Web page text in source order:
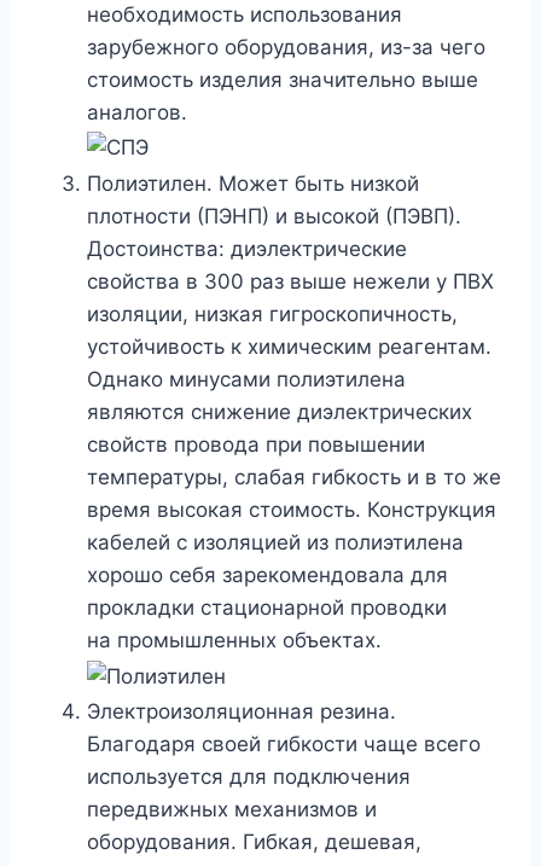
необходимость использования
зарубежного оборудования, из-за чего
стоимость изделия значительно выше
аналогов.
Полиэтилен. Может быть низкой
плотности (ПЭНП) и высокой (ПЭВП).
Достоинства: диэлектрические
свойства в 300 раз выше нежели у ПВХ
изоляции, низкая гигроскопичность,
устойчивость к химическим реагентам.
Однако минусами полиэтилена
являются снижение диэлектрических
свойств провода при повышении
температуры, слабая гибкость и в то же
время высокая стоимость. Конструкция
кабелей с изоляцией из полиэтилена
хорошо себя зарекомендовала для
прокладки стационарной проводки
на промышленных объектах.
Электроизоляционная резина.
Благодаря своей гибкости чаще всего
используется для подключения
передвижных механизмов и
оборудования. Гибкая, дешевая,